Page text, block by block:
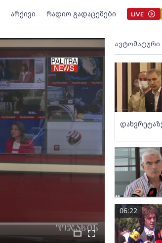
არქივი რადიო გადაცემები LIVE
ავტომატური
06:22